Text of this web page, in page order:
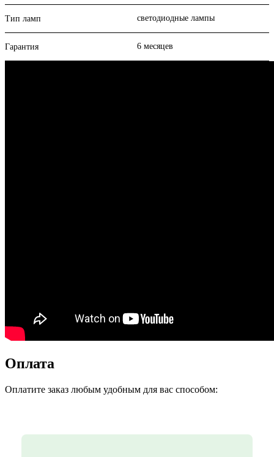
Тип ламп светодиодные лампы
Гарантия 6 месяцев
Оплата
Оплатите заказ любым удобным для вас способом: